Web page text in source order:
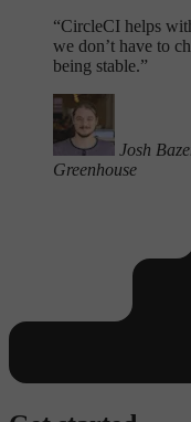
“CircleCI helps
we don’t have to
being stable.”
Josh
Greenhouse